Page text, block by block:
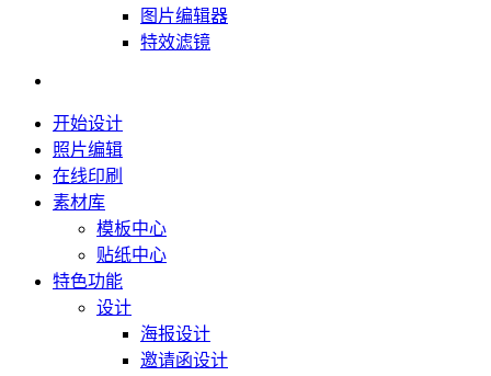
图片编辑器
特效滤镜
开始设计
照片编辑
在线印刷
素材库
模板中心
贴纸中心
特色功能
设计
海报设计
邀请函设计